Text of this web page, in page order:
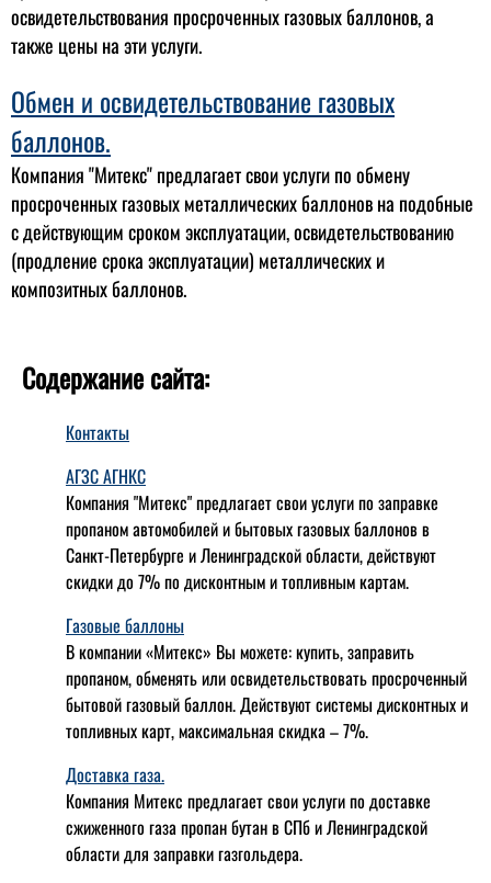
освидетельствования просроченных газовых баллонов, а
также цены на эти услуги.
Обмен и освидетельствование газовых
баллонов.
Компания "Митекс" предлагает свои услуги по обмену
просроченных газовых металлических баллонов на подобные
с действующим сроком эксплуатации, освидетельствованию
(продление срока эксплуатации) металлических и
композитных баллонов.
Содержание сайта:
Контакты
АГЗС АГНКС
Компания "Митекс" предлагает свои услуги по заправке
пропаном автомобилей и бытовых газовых баллонов в
Санкт-Петербурге и Ленинградской области, действуют
скидки до 7% по дисконтным и топливным картам.
Газовые баллоны
В компании «Митекс» Вы можете: купить, заправить
пропаном, обменять или освидетельствовать просроченный
бытовой газовый баллон. Действуют системы дисконтных и
топливных карт, максимальная скидка – 7%.
Доставка газа.
Компания Митекс предлагает свои услуги по доставке
сжиженного газа пропан бутан в СПб и Ленинградской
области для заправки газгольдера.